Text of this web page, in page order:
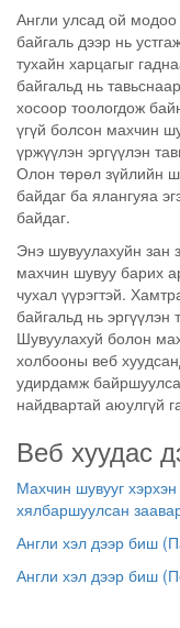
Англи улсад ой модоо
байгаль дээр нь
тухайн харцагыг
байгальд нь
хосоор тоологдож
үгүй болсон махчин
үржүүлэн эргүүлэн
Олон төрөл зүйлийн
байдаг ба ялангуяа
байдаг.
Энэ шувуулахуйн зан
махчин шувуу барих
чухал үүрэгтэй.
байгальд нь эргүүлэн
Шувуулахуй болон
холбооны веб
удирдамж
найдвартай аюулгүй
Веб хуудас
Махчин шувууг хэрхэн
хялбаршуулсан
Англи хэл дээр биш
Англи хэл дээр биш